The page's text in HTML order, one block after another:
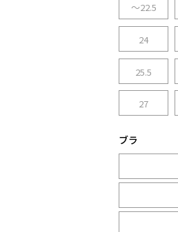
～22.5
24
25.5
27
ブラ